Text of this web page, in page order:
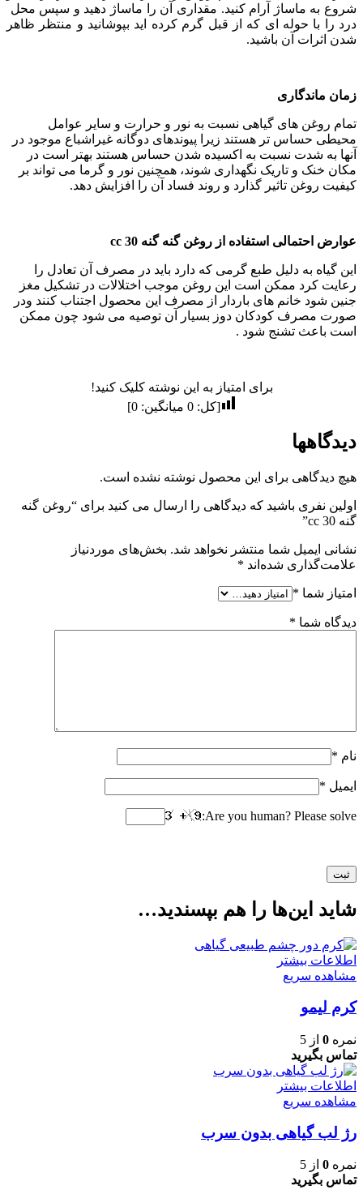
شروع به ماساژ آرام کنید. مقداری آن را ماساژ دهید و سپس محل
درد را با حوله ای که از قبل گرم کرده اید بپوشانید و منتظر ظاهر
شدن اثرات آن باشید.
زمان ماندگاری
تمام روغن‌ های گیاهی نسبت به نور و حرارت و سایر عوامل
محیطی حساس‌ تر هستند زیرا پیوندهای دوگانه غیراشباع موجود در
آنها به شدت نسبت به اکسیده شدن حساس هستند بهتر است در
مکان خنک و تاریک نگهداری شوند، همچنین نور و گرما می تواند بر
کیفیت روغن تاثیر گذارد و روند فساد آن را افزایش دهد.
عوارض احتمالی استفاده از روغن گنه گنه 30 cc
این گیاه به دلیل طبع گرمی که دارد باید در مصرف آن تعادل را
رعایت کرد ممکن است این روغن موجب اختلالات در تشکیل مغز
جنین شود خانم های باردار از مصرف این محصول اجتناب کنند ودر
صورت مصرف کودکان دوز بسیار آن توصیه می شود چون ممکن
است باعث تشنج شود .
برای امتیاز به این نوشته کلیک کنید!
[کل:0 میانگین:0
]
دیدگاهها
هیچ دیدگاهی برای این محصول نوشته نشده است.
اولین نفری باشید که دیدگاهی را ارسال می کنید برای “روغن گنه
گنه 30 cc”
نشانی ایمیل شما منتشر نخواهد شد. بخش‌های موردنیاز
علامت‌گذاری شده‌اند *
امتیاز شما *
دیدگاه شما *
نام *
ایمیل *
Are you human? Please solve:
شاید این‌ها را هم بپسندید…
اطلاعات بیشتر
مشاهده سریع
کرم لیمو
نمره 0 از 5
تماس بگیرید
اطلاعات بیشتر
مشاهده سریع
رژ لب گیاهی بدون سرب
نمره 0 از 5
تماس بگیرید